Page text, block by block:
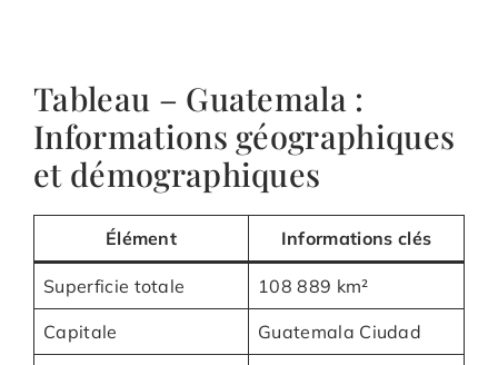
Tableau – Guatemala :
Informations géographiques
et démographiques
Élément Informations clés
Superficie totale 108 889 km²
Capitale Guatemala Ciudad